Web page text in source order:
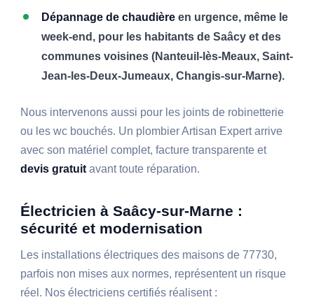
Dépannage de chaudière en urgence, même le
week-end, pour les habitants de Saâcy et des
communes voisines (Nanteuil-lès-Meaux, Saint-
Jean-les-Deux-Jumeaux, Changis-sur-Marne).
Nous intervenons aussi pour les joints de robinetterie
ou les wc bouchés. Un plombier Artisan Expert arrive
avec son matériel complet, facture transparente et
devis gratuitavant toute réparation.
Électricien à Saâcy-sur-Marne :
sécurité et modernisation
Les installations électriques des maisons de 77730,
parfois non mises aux normes, représentent un risque
réel. Nos électriciens certifiés réalisent :